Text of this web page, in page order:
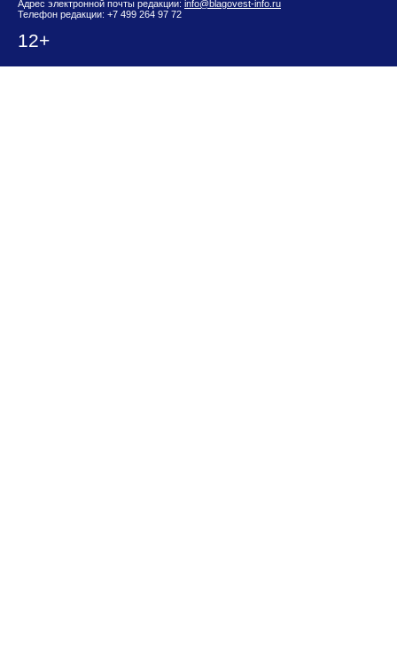
Адрес электронной почты редакции: info@blagovest-info.ru
Телефон редакции: +7 499 264 97 72
12+